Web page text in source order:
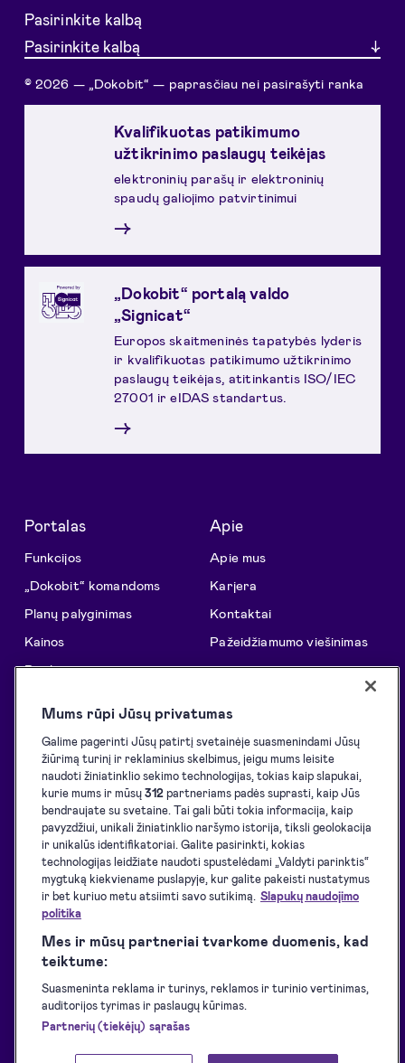
Pasirinkite kalbą
Pasirinkite kalbą
© 2026 — „Dokobit“ — paprasčiau nei pasirašyti ranka
Kvalifikuotas patikimumo
užtikrinimo paslaugų teikėjas
elektroninių parašų ir elektroninių
spaudų galiojimo patvirtinimui
→
„Dokobit“ portalą valdo
„Signicat“
Europos skaitmeninės tapatybės lyderis
ir kvalifikuotas patikimumo užtikrinimo
paslaugų teikėjas, atitinkantis ISO/IEC
27001 ir eIDAS standartus.
→
Portalas
Funkcijos
„Dokobit“ komandoms
Planų palyginimas
Kainos
Patikimumas
galimybes
Sprendimai
API sprendimai
El. pasirašymo inicijavimas
El. pasirašymas
El. identifikavimas
El. spaudai
Apie
Apie mus
Karjera
Kontaktai
Pažeidžiamumo viešinimas
Pagalbos centras
Tinklaraštis
Klientų istorijos
Resursai programuotojams
Palaikomos eID priemonės
Atsisiuntimai
Paslaugų teikimo sąlygos
Privatumo politika
Paslaugų pasiekiamumas
Mums rūpi Jūsų privatumas
Galime pagerinti Jūsų patirtį svetainėje suasmenindami Jūsų
žiūrimą turinį ir reklaminius skelbimus, jeigu mums leisite
naudoti žiniatinklio sekimo technologijas, tokias kaip slapukai,
kurie mums ir mūsų312partneriams padės suprasti, kaip Jūs
bendraujate su svetaine. Tai gali būti tokia informacija, kaip
pavyzdžiui, unikali žiniatinklio naršymo istorija, tiksli geolokacija
ir unikalūs identifikatoriai. Galite pasirinkti, kokias
technologijas leidžiate naudoti spustelėdami „Valdyti parinktis“
mygtuką kiekviename puslapyje, kur galite pakeisti nustatymus
ir bet kuriuo metu atsiimti savo sutikimą. Slapukų naudojimo
politika
Mes ir mūsų partneriai tvarkome duomenis, kad
teiktume:
Suasmeninta reklama ir turinys, reklamos ir turinio vertinimas,
auditorijos tyrimas ir paslaugų kūrimas.
Partnerių (tiekėjų) sąrašas